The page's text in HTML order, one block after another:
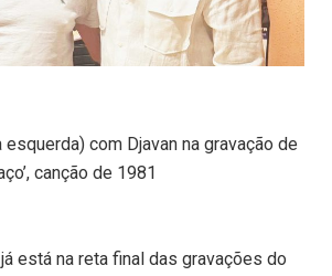
esquerda) com Djavan na gravação de
canção de 1981
está na reta final das gravações do